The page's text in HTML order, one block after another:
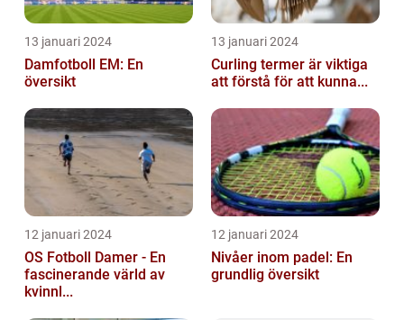
13 januari 2024
Damfotboll EM: En
översikt
13 januari 2024
Curling termer är viktiga
att förstå för att kunna...
12 januari 2024
OS Fotboll Damer - En
fascinerande värld av
kvinnl...
12 januari 2024
Nivåer inom padel: En
grundlig översikt